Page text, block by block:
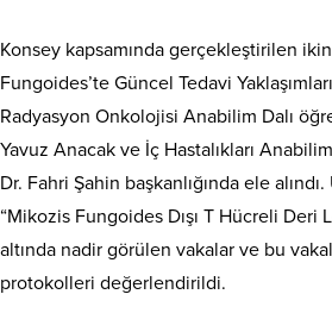
Konsey kapsamında gerçekleştirilen
Fungoides’te Güncel Tedavi
Radyasyon Onkolojisi Anabilim Dalı
Yavuz Anacak ve İç Hastalıkları
Dr. Fahri Şahin başkanlığında ele
“Mikozis Fungoides Dışı T Hücreli Deri
altında nadir görülen vakalar ve bu
protokolleri değerlendirildi.